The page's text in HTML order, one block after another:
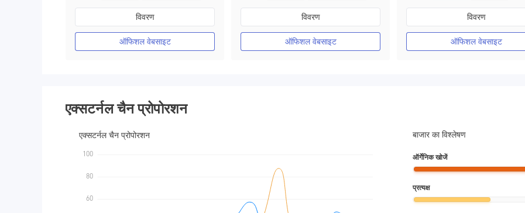
मार्केट मेकिंग (एमएम)
स्व अनुसंधान
विवरण
ऑफिशल वेबसाइट
मार्केट मेकिंग (एमएम)
मुख्य-लेबल MT4
विवरण
ऑफिशल वेबसाइट
ऑस्ट्रेलिया विनियमन
मार्केट मेकिंग (एमएम)
मुख्य-लेबल MT4
विवरण
ऑफिशल वेबसाइट
एक्सटर्नल चैन प्रोपोरशन
बाजार का विश्लेषण
ऑर्गेनिक खोजें
प्रत्यक्ष